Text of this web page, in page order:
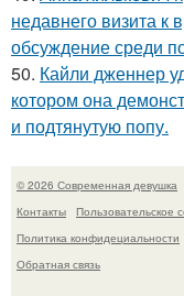
недавнего визита к
обсуждение среди
50. Кайли дженнер
котором она
и подтянутую попу.
© 2026 Современная девушка
Контакты
Пользовательское
Политика конфидециальности
Обратная связь